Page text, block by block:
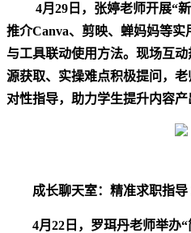
4月 29 日，张婷老师开展“
推介Canva、剪映、蝉妈妈等实
与工具联动使用方法。现场互
源获取、实操难点积极提问，
对性指导，助力学生提升内容产
成长聊天室：精准求职指导
4月 22 日，罗珥丹老师举办“